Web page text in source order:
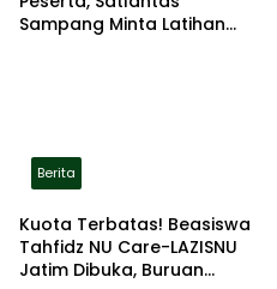
Sampang Minta Latihan
Berita
Kuota Terbatas! Beasiswa
Tahfidz NU Care-LAZISNU
Jatim Dibuka, Buruan